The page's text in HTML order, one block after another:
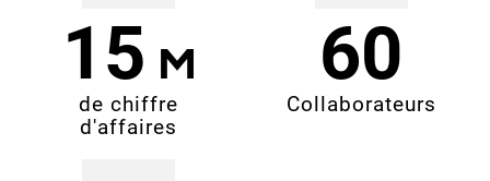
15
de chiffre
d'affaires
60
Collaborateurs